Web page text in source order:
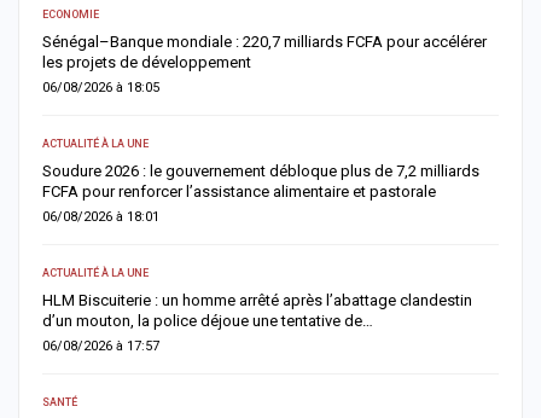
ECONOMIE
Sénégal–Banque mondiale : 220,7 milliards FCFA pour accélérer
les projets de développement
06/08/2026 à 18:05
ACTUALITÉ À LA UNE
Soudure 2026 : le gouvernement débloque plus de 7,2 milliards
FCFA pour renforcer l’assistance alimentaire et pastorale
06/08/2026 à 18:01
ACTUALITÉ À LA UNE
HLM Biscuiterie : un homme arrêté après l’abattage clandestin
d’un mouton, la police déjoue une tentative de…
06/08/2026 à 17:57
SANTÉ